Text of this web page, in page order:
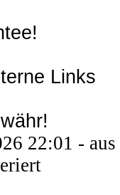
Links
22:01 - aus